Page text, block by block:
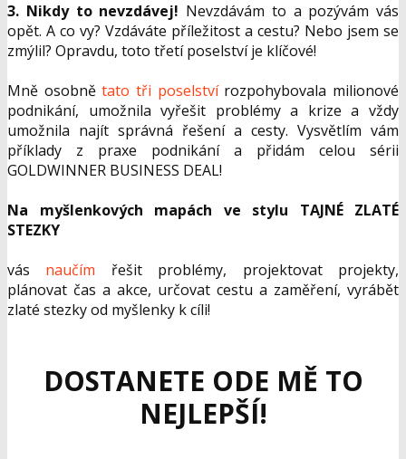
3. Nikdy to nevzdávej! Nevzdávám to a pozývám vás
opět. A co vy? Vzdáváte příležitost a cestu? Nebo jsem se
zmýlil? Opravdu, toto třetí poselství je klíčové!
Mně osobnětato tři poselství rozpohybovala milionové
podnikání, umožnila vyřešit problémy a krize a vždy
umožnila najít správná řešení a cesty. Vysvětlím vám
příklady z praxe podnikání a přidám celou sérii
GOLDWINNER BUSINESS DEAL!
Na myšlenkových mapách ve stylu TAJNÉ ZLATÉ
STEZKY
vás naučím řešit problémy, projektovat projekty,
plánovat čas a akce, určovat cestu a zaměření, vyrábět
zlaté stezky od myšlenky k cíli!
DOSTANETE ODE MĚ TO
NEJLEPŠÍ!